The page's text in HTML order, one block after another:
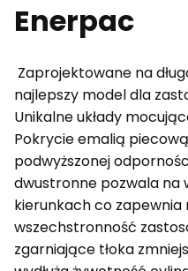
Enerpac
Zaprojektowane na
najlepszy model dla
Unikalne układy
Pokrycie emalią
podwyższonej
dwustronne pozwala na
kierunkach co
wszechstronność
zgarniające tłoka